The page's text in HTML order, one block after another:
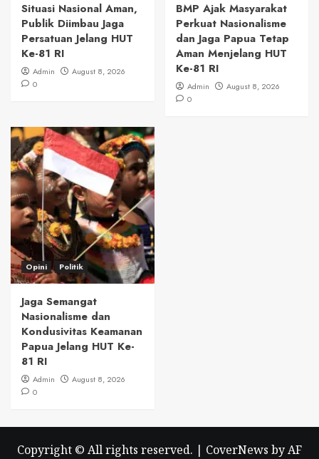
Situasi Nasional Aman,
Publik Diimbau Jaga
Persatuan Jelang HUT
Ke-81 RI
Admin
August 8, 2026
0
BMP Ajak Masyarakat
Perkuat Nasionalisme
dan Jaga Papua Tetap
Aman Menjelang HUT
Ke-81 RI
Admin
August 8, 2026
0
Opini Politik
Jaga Semangat
Nasionalisme dan
Kondusivitas Keamanan
Papua Jelang HUT Ke-
81 RI
Admin
August 8, 2026
0
Copyright © All rights reserved. | CoverNews by AF